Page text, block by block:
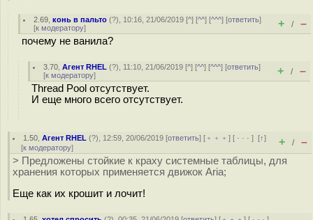
2.69 ,конь в пальто (?), 10:16, 21/06/2019 [^] [^^] [^^^] [ответить]
[к модератору] + / –
почему не ванила?
3.70 ,Агент RHEL (?), 11:10, 21/06/2019 [^] [^^] [^^^] [ответить]
[к модератору] + / –
Thread Pool отсутствует.
И еще много всего отсутствует.
1.50 ,Агент RHEL (?), 12:59, 20/06/2019 [ответить] [ ﹢﹢﹢] [ · · ·][↑]
[к модератору] + / –
> Предложены стойкие к краху системные таблицы, для
хранения которых применяется движок Aria;
Еще как их крошит и лочит!